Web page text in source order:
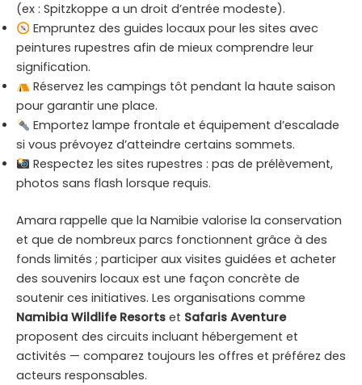
(ex : Spitzkoppe a un droit d’entrée modeste).
Empruntez des guides locaux pour les sites avec
peintures rupestres afin de mieux comprendre leur
signification.
Réservez les campings tôt pendant la haute saison
pour garantir une place.
Emportez lampe frontale et équipement d’escalade
si vous prévoyez d’atteindre certains sommets.
Respectez les sites rupestres : pas de prélèvement,
photos sans flash lorsque requis.
Amara rappelle que la Namibie valorise la conservation
et que de nombreux parcs fonctionnent grâce à des
fonds limités ; participer aux visites guidées et acheter
des souvenirs locaux est une façon concrète de
soutenir ces initiatives. Les organisations comme
Namibia Wildlife Resorts et Safaris Aventure
proposent des circuits incluant hébergement et
activités — comparez toujours les offres et préférez des
acteurs responsables.